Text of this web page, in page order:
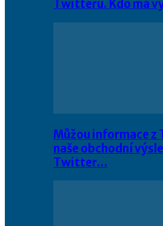
Twitteru. Kdo má
Můžou informace
naše obchodní
Twitter…